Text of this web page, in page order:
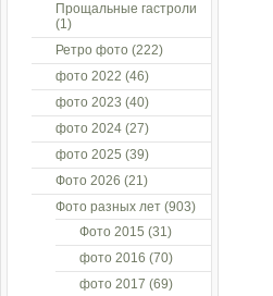
Прощальные гастроли
(1)
Ретро фото (222)
фото 2022 (46)
фото 2023 (40)
фото 2024 (27)
фото 2025 (39)
Фото 2026 (21)
Фото разных лет (903)
Фото 2015 (31)
фото 2016 (70)
фото 2017 (69)